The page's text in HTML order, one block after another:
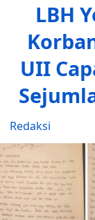
LBH
UII
Redaksi